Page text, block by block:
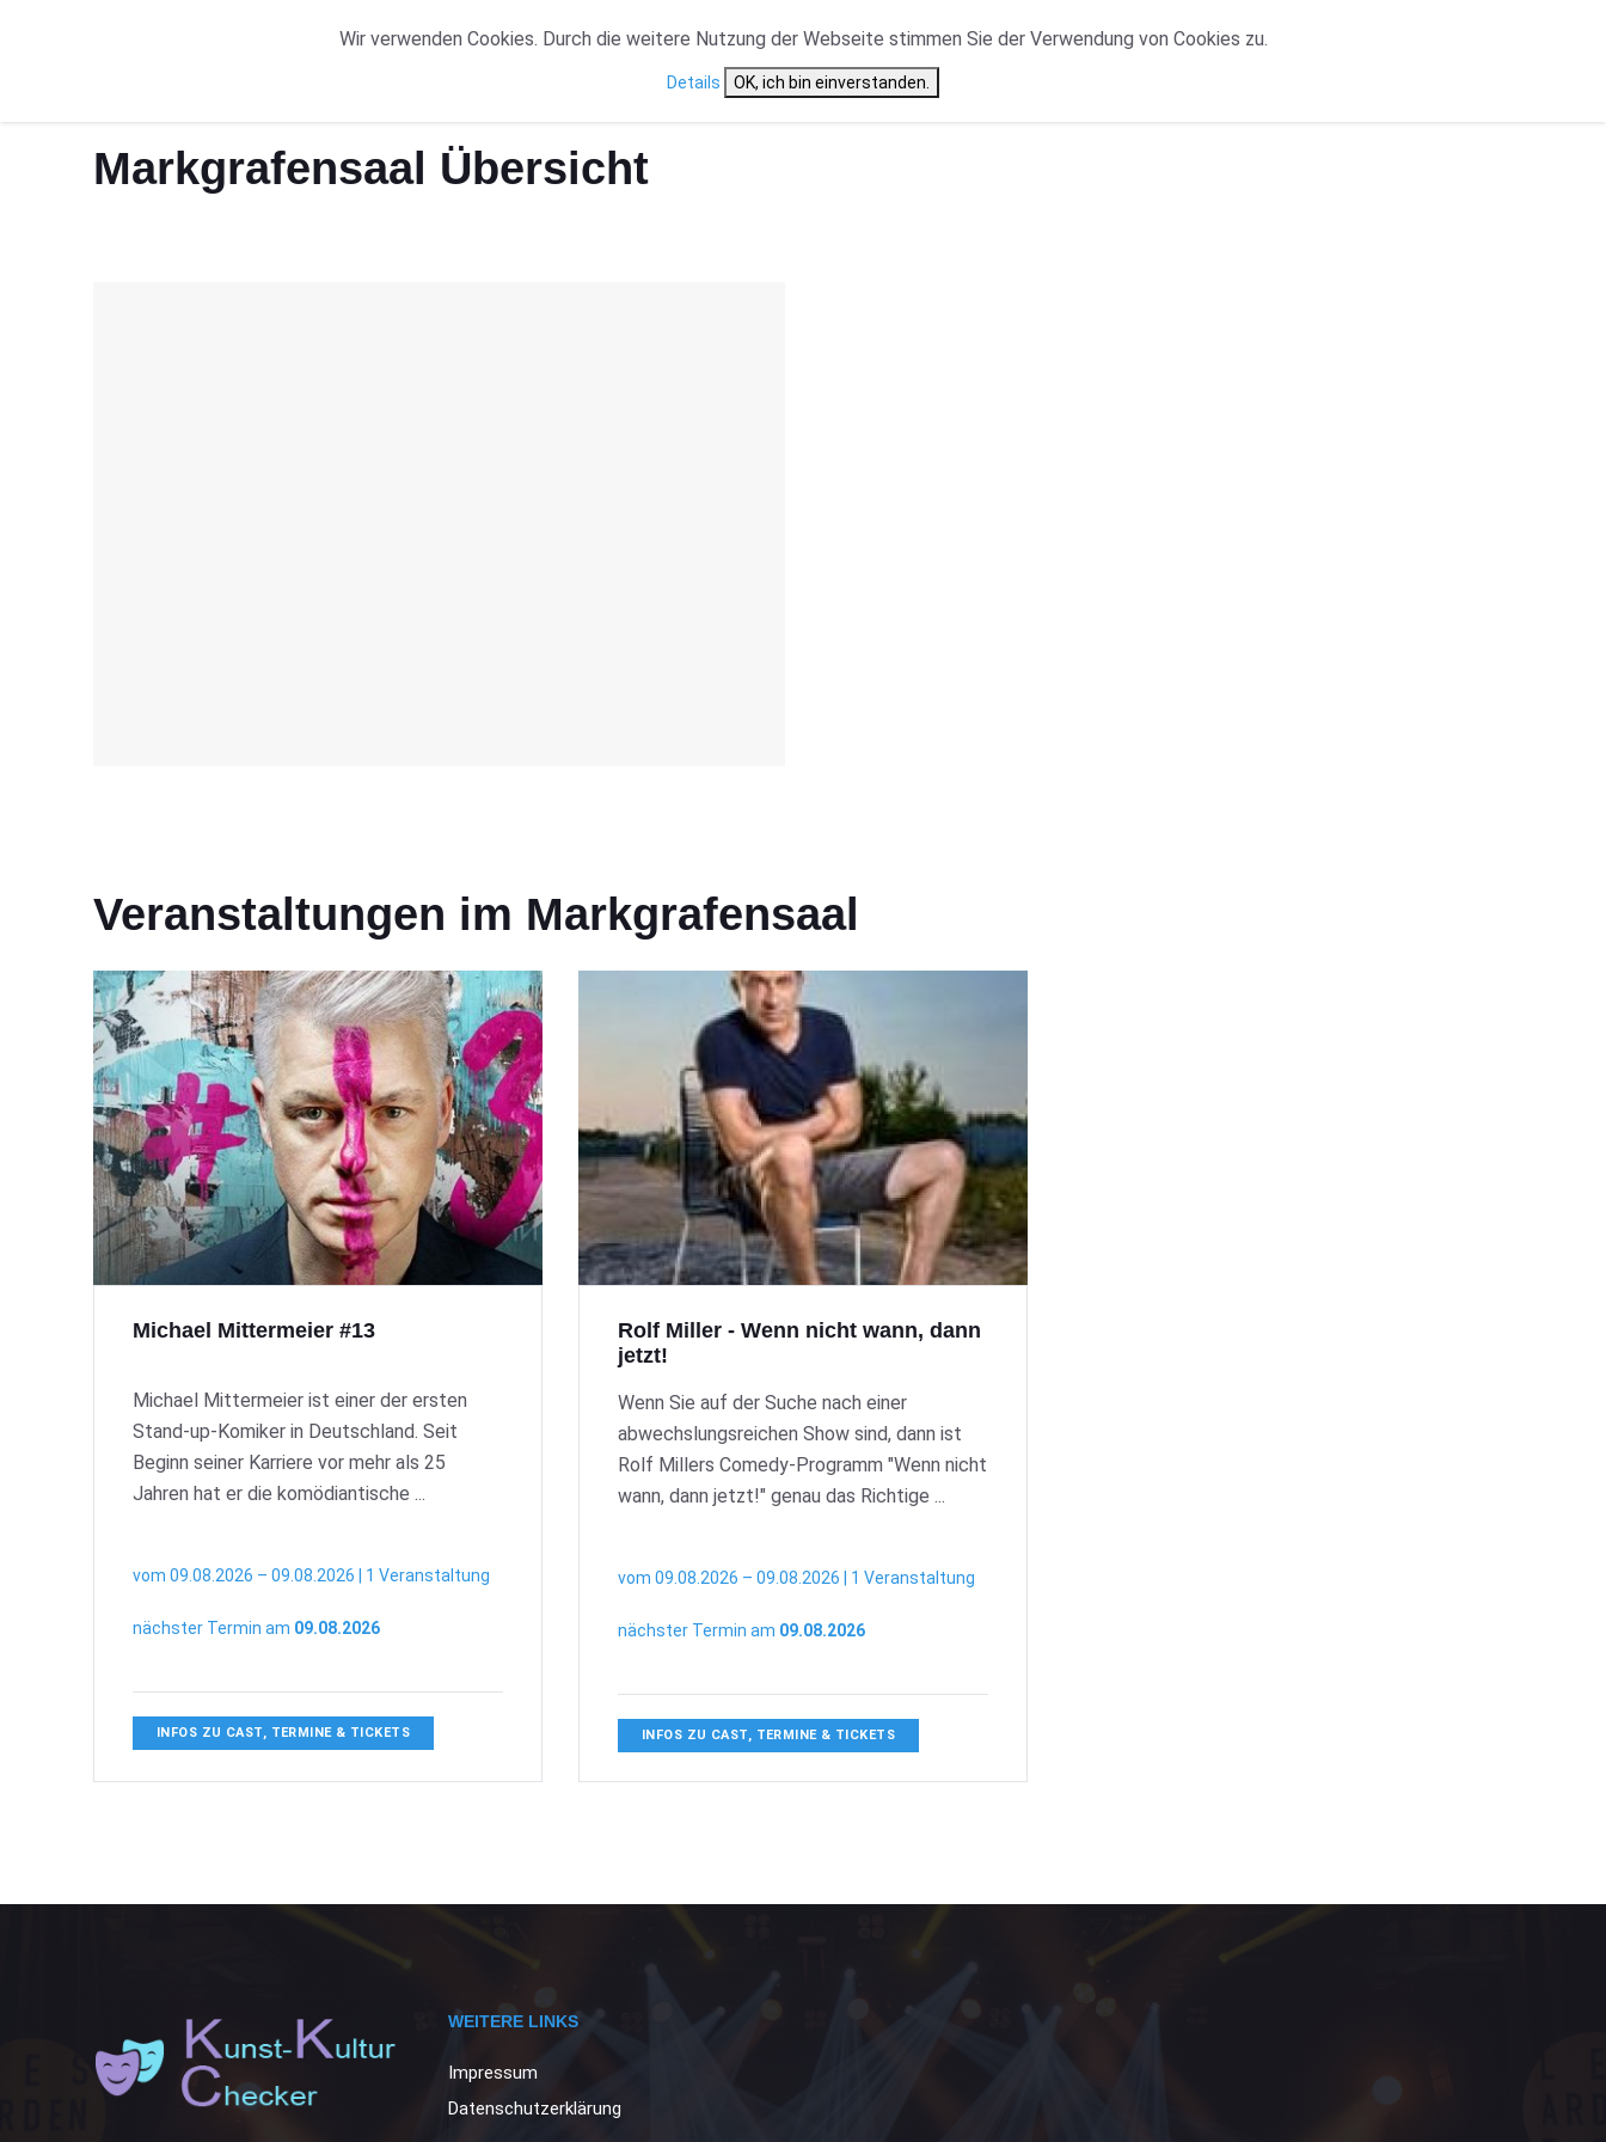
START ORTE VERANSTALTUNGSTYP NEWS CAST ÜBERSICHT
Markgrafensaal Übersicht
Veranstaltungen im Markgrafensaal
Michael Mittermeier #13
Michael Mittermeier ist einer der ersten
Stand-up-Komiker in Deutschland. Seit
Beginn seiner Karriere vor mehr als 25
Jahren hat er die komödiantische ...
vom 09.08.2026 – 09.08.2026 | 1 Veranstaltung
nächster Termin am 09.08.2026
INFOS ZU CAST, TERMINE & TICKETS
Rolf Miller - Wenn nicht wann, dann
jetzt!
Wenn Sie auf der Suche nach einer
abwechslungsreichen Show sind, dann ist
Rolf Millers Comedy-Programm "Wenn nicht
wann, dann jetzt!" genau das Richtige ...
vom 09.08.2026 – 09.08.2026 | 1 Veranstaltung
nächster Termin am 09.08.2026
INFOS ZU CAST, TERMINE & TICKETS
WEITERE LINKS
Impressum
Datenschutzerklärung
Wir verwenden Cookies. Durch die weitere Nutzung der Webseite stimmen Sie der Verwendung von Cookies zu.
Details OK, ich bin einverstanden.